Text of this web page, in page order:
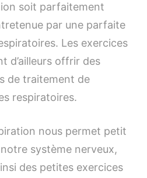
soit parfaitement
par une parfaite
Les exercices
d’ailleurs offrir des
de traitement de
respiratoires.
nous permet petit
système nerveux,
des petites exercices